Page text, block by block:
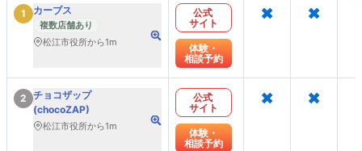
1 カーブス
複数店舗あり
松江市役所から1m
公式
サイト
体験・
相談予約
× ×
2 チョコザップ
(chocoZAP)
松江市役所から1m
公式
サイト
体験・
相談予約
× ×